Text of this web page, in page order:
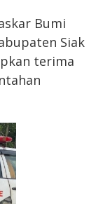
Bumi
Siak
terima